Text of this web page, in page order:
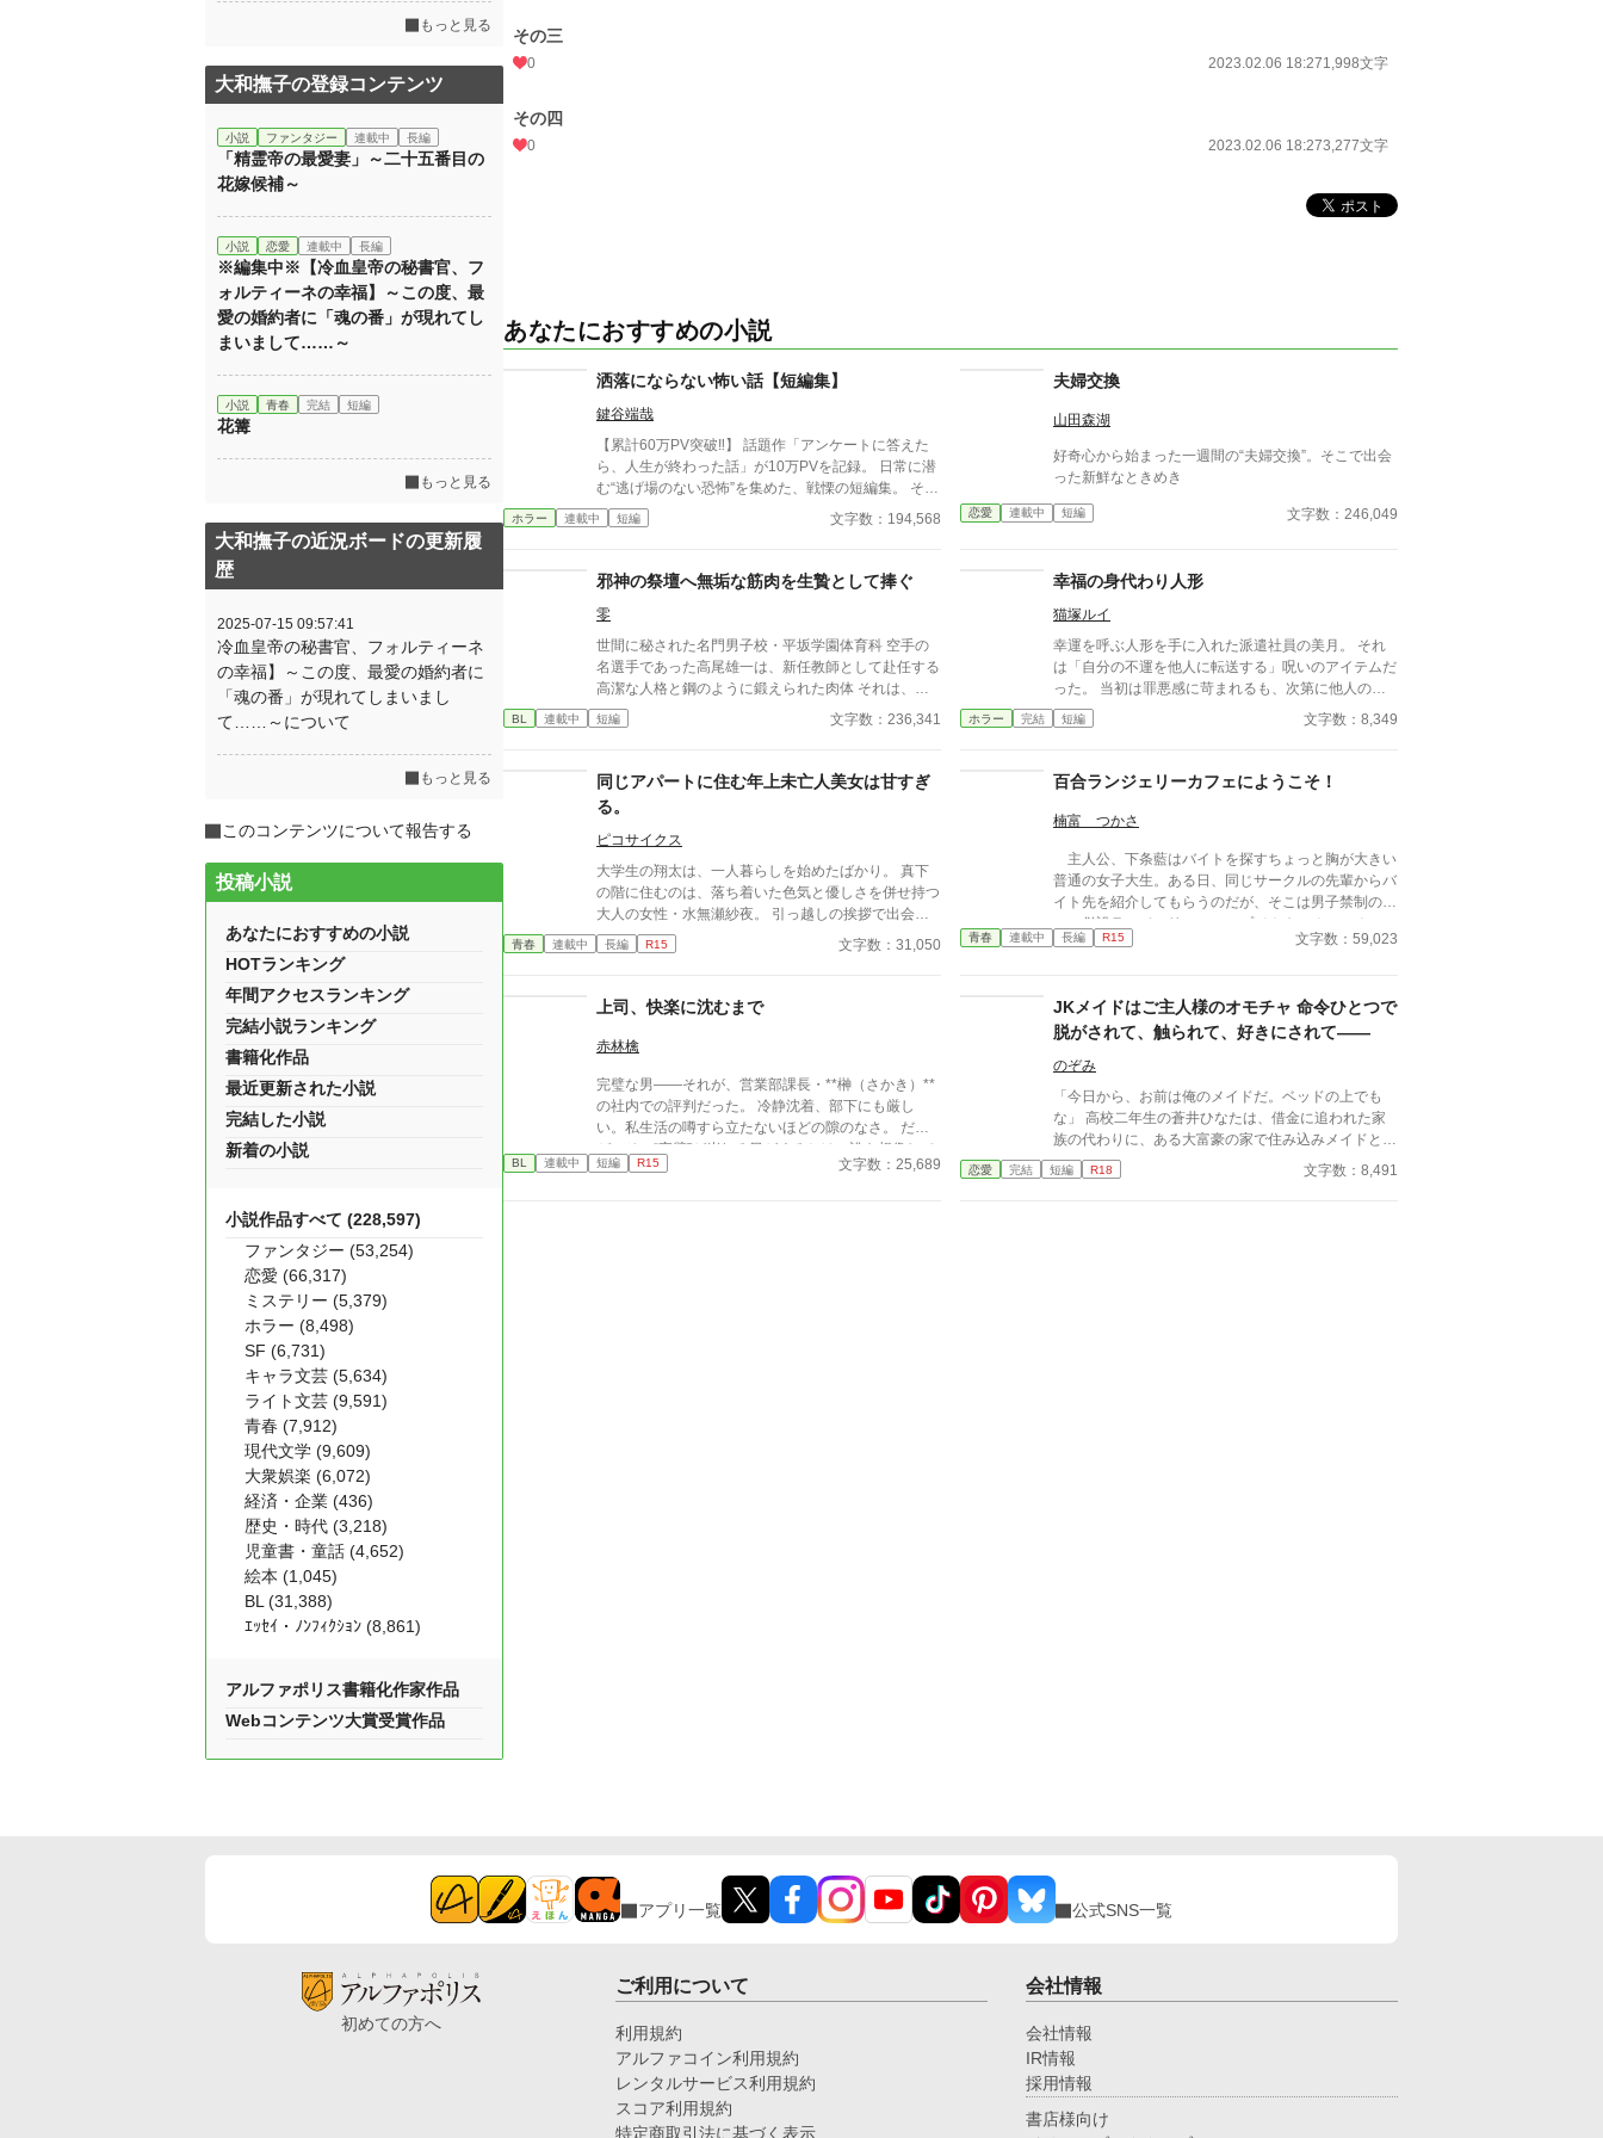
その三
0 2023.02.06 18:271,998文字
その四
0 2023.02.06 18:273,277文字
あなたにおすすめの小説
洒落にならない怖い話【短編集】
鍵谷端哉
【累計60万PV突破‼】 話題作「アンケートに答えた
ら、人生が終わった話」が10万PVを記録。 日常に潜
む“逃げ場のない恐怖”を集めた、戦慄の短編集。 その
違和感は、もう始まっている。 帰り道、誰もいない
はずの部屋、何気ない会話。 どこにでもある日常
意味が分かると凍りつく話。 理由もなく、ただ追い
詰められていく話。 そして、最後の一行で現実がひ
っくり返る話。 1話1000〜2000文字。隙間時間で読
める短編ながら、 読み終えたあと、ふとした静寂が
怖くなる。 これはすべて、どこかで起きていてもお
かしくない話。 ――あなたのすぐ隣でも。 洒落にな
ホラー 連載中 短編 文字数：194,568
夫婦交換
山田森湖
好奇心から始まった一週間の“夫婦交換”。そこで出会
った新鮮なときめき
恋愛 連載中 短編 文字数：246,049
邪神の祭壇へ無垢な筋肉を生贄として捧ぐ
零
世間に秘された名門男子校・平坂学園体育科 空手の
名選手であった高尾雄一は、新任教師として赴任する
高潔な人格と鋼のように鍛えられた肉体 それは、学
園にとって最高の生贄の候補に他ならなかった 至高
の筋肉を持つ、精神を削られ意志をなくした青年を太
躍する 意志をなくし筋肉の操り人形と化した“デク”
消える教師 山奥の男子校で繰り広げられるダークフ
ァンタジー
BL 連載中 短編 文字数：236,341
幸福の身代わり人形
猫塚ルイ
幸運を呼ぶ人形を手に入れた派遣社員の美月。 それ
は「自分の不運を他人に転送する」呪いのアイテムだ
った。 当初は罪悪感に苛まれるも、次第に他人の犠
牲で手に入る幸福に魅了され 美月は自ら不幸を呼び
込み、身近な恋人さえも身代わりに差し出す。 しか
最後には身代わりとなる運命が待ち受けていた。
ホラー 完結 短編 文字数：8,349
同じアパートに住む年上未亡人美女は甘すぎ
る。
ピコサイクス
大学生の翔太は、一人暮らしを始めたばかり。 真下
の階に住むのは、落ち着いた色気と優しさを併せ持つ
大人の女性・水無瀬紗夜。 引っ越しの挨拶で出会っ
た瞬間、翔太は心を奪われてしまう。 偶然にもアル
バイト先のスーパーで再会した彼女は、翔太をすぐに
る日の仕事帰り、ふたりで過ごす時間が増えていき―
ど親密に。 優しくて穏やかで――その色気に触れる
生、甘くちょっぴり刺激的な同居生活（？）がはじま
る。
青春 連載中 長編 R15 文字数：31,050
百合ランジェリーカフェにようこそ！
楠富 つかさ
主人公、下条藍はバイトを探すちょっと胸が大きい
普通の女子大生。ある日、同じサークルの先輩からバ
イト先を紹介してもらうのだが、そこは男子禁制のカ
フェ併設ランジェリーショップで！？ ちょっとハ
レンチなお仕事カフェライフ、始まります！！ ※こ
す。下着が生成できないのでビキニで代用していま
す。
青春 連載中 長編 R15 文字数：59,023
上司、快楽に沈むまで
赤林檎
完璧な男――それが、営業部課長・**榊（さかき）**
の社内での評判だった。 冷静沈着、部下にも厳し
い。私生活の噂すら立たないほどの隙のなさ。 だ
が、その“完璧”が崩れる日がくるとは、誰も想像して
いなかった。 入社三年目の篠原は、榊の直属の部
BL 連載中 短編 R15 文字数：25,689
JKメイドはご主人様のオモチャ 命令ひとつで
脱がされて、触られて、好きにされて――
のぞみ
「今日から、お前は俺のメイドだ。ベッドの上でも
な」 高校二年生の蒼井ひなたは、借金に追われた家
族の代わりに、ある大富豪の家で住み込みメイドとし
て働くことに。 そこは、まるでおとぎ話に出てきそ
うな大きな洋館。 でも、そこで待っていたのは、同
恋愛 完結 短編 R18 文字数：8,491
もっと見る
大和撫子の登録コンテンツ
小説 ファンタジー 連載中 長編
「精霊帝の最愛妻」～二十五番目の
花嫁候補～
小説 恋愛 連載中 長編
※編集中※【冷血皇帝の秘書官、フ
ォルティーネの幸福】～この度、最
愛の婚約者に「魂の番」が現れてし
まいまして……～
小説 青春 完結 短編
花篝
もっと見る
大和撫子の近況ボードの更新履
歴
2025-07-15 09:57:41
冷血皇帝の秘書官、フォルティーネ
の幸福】～この度、最愛の婚約者に
「魂の番」が現れてしまいまし
て……～について
もっと見る
このコンテンツについて報告する
投稿小説
あなたにおすすめの小説
HOTランキング
年間アクセスランキング
完結小説ランキング
書籍化作品
最近更新された小説
完結した小説
新着の小説
小説作品すべて (228,597)
ファンタジー (53,254)
恋愛 (66,317)
ミステリー (5,379)
ホラー (8,498)
SF (6,731)
キャラ文芸 (5,634)
ライト文芸 (9,591)
青春 (7,912)
現代文学 (9,609)
大衆娯楽 (6,072)
経済・企業 (436)
歴史・時代 (3,218)
児童書・童話 (4,652)
絵本 (1,045)
BL (31,388)
ｴｯｾｲ・ﾉﾝﾌｨｸｼｮﾝ (8,861)
アルファポリス書籍化作家作品
Webコンテンツ大賞受賞作品
アプリ一覧 公式SNS一覧
初めての方へ
ご利用について
利用規約
アルファコイン利用規約
レンタルサービス利用規約
スコア利用規約
特定商取引法に基づく表示
会社情報
会社情報
IR情報
採用情報
書店様向け